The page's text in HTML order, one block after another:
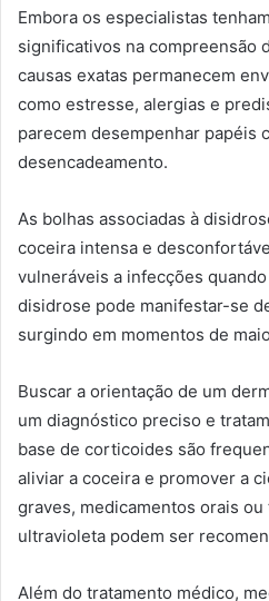
Embora os especialistas
significativos na compreensão
causas exatas permanecem
como estresse, alergias e
parecem desempenhar papéis
desencadeamento.
As bolhas associadas à
coceira intensa e
vulneráveis a infecções
disidrose pode manifestar-se
surgindo em momentos de
Buscar a orientação de um
um diagnóstico preciso e
base de corticoides são
aliviar a coceira e promover a
graves, medicamentos orais
ultravioleta podem ser
Além do tratamento médico,